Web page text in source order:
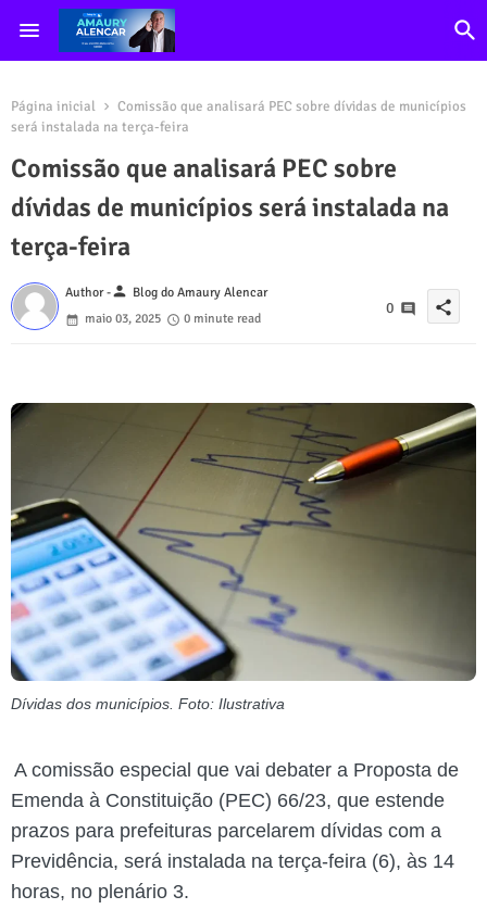
Página inicial
Comissão que analisará PEC sobre dívidas de municípios
será instalada na terça-feira
Comissão que analisará PEC sobre
dívidas de municípios será instalada na
terça-feira
Author -person Blog do Amaury Alencar
maio 03, 2025
0 minute read
0 share
Dívidas dos municípios. Foto: Ilustrativa
A comissão especial que vai debater a Proposta de
Emenda à Constituição (PEC) 66/23, que estende
prazos para prefeituras parcelarem dívidas com a
Previdência, será instalada na terça-feira (6), às 14
horas, no plenário 3.